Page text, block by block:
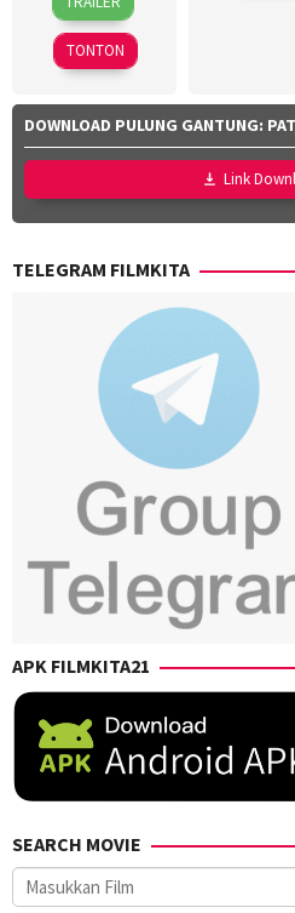
Mar
2026
Suryadi
TONTON
DOWNLOAD PULUNG GANTUNG:
Link
TELEGRAM FILMKITA
APK FILMKITA21
SEARCH MOVIE